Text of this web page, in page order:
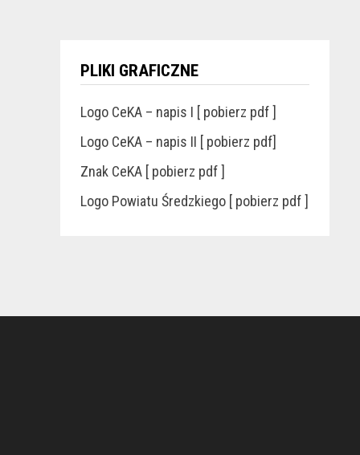
PLIKI GRAFICZNE
Logo CeKA – napis I [ pobierz pdf ]
Logo CeKA – napis II [ pobierz pdf]
Znak CeKA [ pobierz pdf ]
Logo Powiatu Średzkiego [ pobierz pdf ]